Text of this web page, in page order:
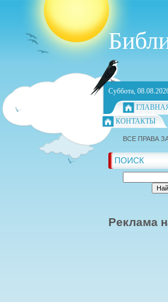
Суббота,
КОНТАКТЫ
ПОИСК
Реклама
ВСЕ ПРАВА